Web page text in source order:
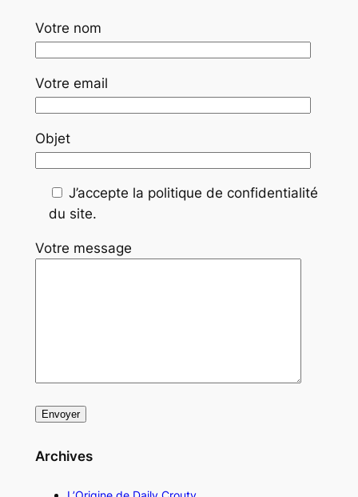
Votre nom
Votre email
Objet
J’accepte la politique de confidentialité
du site.
Votre message
Archives